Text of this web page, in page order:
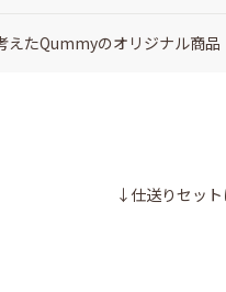
たQummyのオリジナル商品
↓仕送りセッ